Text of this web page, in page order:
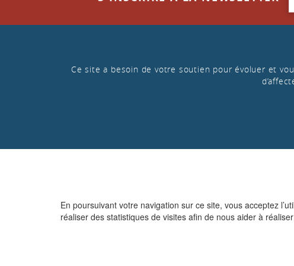
En poursuivant votre navigation sur ce site, vous acceptez
réaliser des statistiques de visites afin de nous aider à
Ce site a besoin de votre soutien pour évoluer et